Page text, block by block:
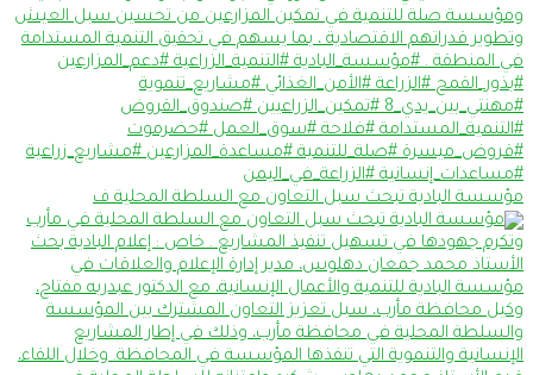
مؤسسة البادية تبحث سبل التعاون مع السلطة المحلية ف